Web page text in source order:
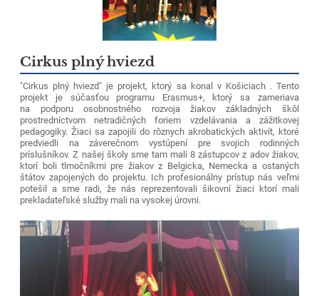
Cirkus plný hviezd
"Cirkus plný hviezd" je projekt, ktorý sa konal v Košiciach . Tento
projekt je súčasťou programu Erasmus+, ktorý sa zameriava
na podporu osobnostného rozvoja žiakov základných škôl
prostredníctvom netradičných foriem vzdelávania a zážitkovej
pedagogiky. Žiaci sa zapojili do rôznych akrobatických aktivít, ktoré
predviedli na záverečnom vystúpení pre svojich rodinných
príslušníkov. Z našej školy sme tam mali 8 zástupcov z adov žiakov,
ktorí boli tlmočníkmi pre žiakov z Belgicka, Nemecka a ostaných
štátov zapojených do projektu. Ich profesionálny prístup nás veľmi
potešil a sme radi, že nás reprezentovali šikovní žiaci ktorí mali
prekladateľské služby mali na vysokej úrovni.